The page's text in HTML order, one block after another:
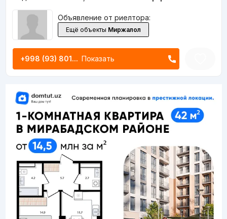
Объявление от риелтора:
Ещё объекты Миржалол
+998 (93) 801... Показать